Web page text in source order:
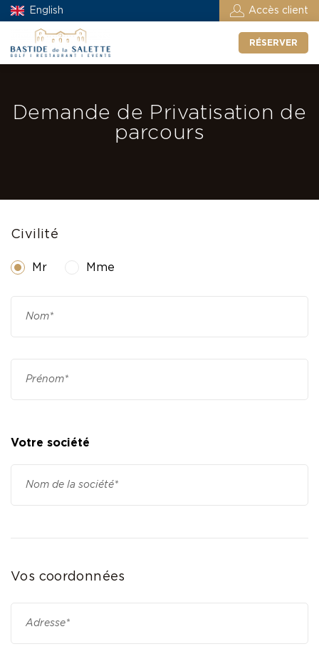
English Accès client
RÉSERVER
Demande de Privatisation de
parcours
Civilité
Mr Mme
Votre société
Vos coordonnées